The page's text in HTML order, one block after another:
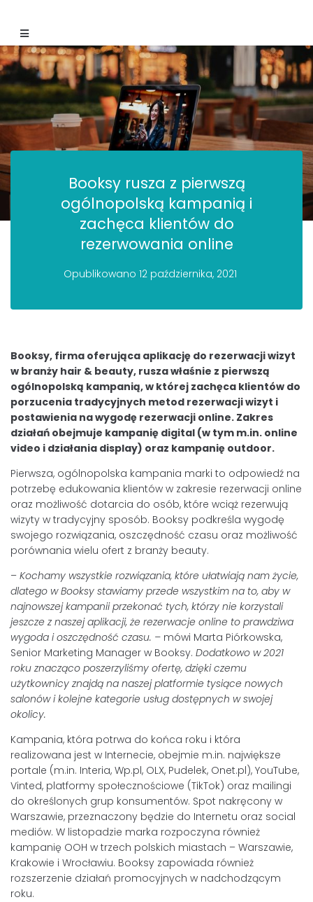
Booksy rusza z pierwszą
ogólnopolską kampanią i
zachęca klientów do
rezerwowania online
Opublikowano 12 października, 2021
Booksy, firma oferująca aplikację do rezerwacji wizyt
w branży hair & beauty, rusza właśnie z pierwszą
ogólnopolską kampanią, w której zachęca klientów do
porzucenia tradycyjnych metod rezerwacji wizyt i
postawienia na wygodę rezerwacji online. Zakres
działań obejmuje kampanię digital (w tym m.in. online
video i działania display) oraz kampanię outdoor.
Pierwsza, ogólnopolska kampania marki to odpowiedź na
potrzebę edukowania klientów w zakresie rezerwacji online
oraz możliwość dotarcia do osób, które wciąż rezerwują
wizyty w tradycyjny sposób. Booksy podkreśla wygodę
swojego rozwiązania, oszczędność czasu oraz możliwość
porównania wielu ofert z branży beauty.
– Kochamy wszystkie rozwiązania, które ułatwiają nam życie,
dlatego w Booksy stawiamy przede wszystkim na to, aby w
najnowszej kampanii przekonać tych, którzy nie korzystali
jeszcze z naszej aplikacji, że rezerwacje online to prawdziwa
wygoda i oszczędność czasu. – mówi Marta Piórkowska,
Senior Marketing Manager w Booksy. Dodatkowo w 2021
roku znacząco poszerzyliśmy ofertę, dzięki czemu
użytkownicy znajdą na naszej platformie tysiące nowych
salonów i kolejne kategorie usług dostępnych w swojej
okolicy.
Kampania, która potrwa do końca roku i która
realizowana jest w Internecie, obejmie m.in. największe
portale (m.in. Interia, Wp.pl, OLX, Pudelek, Onet.pl), YouTube,
Vinted, platformy społecznościowe (TikTok) oraz mailingi
do określonych grup konsumentów. Spot nakręcony w
Warszawie, przeznaczony będzie do Internetu oraz social
mediów. W listopadzie marka rozpoczyna również
kampanię OOH w trzech polskich miastach – Warszawie,
Krakowie i Wrocławiu. Booksy zapowiada również
rozszerzenie działań promocyjnych w nadchodzącym
roku.